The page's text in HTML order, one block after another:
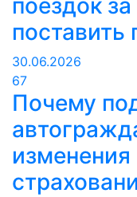
поездок
30.06.2026
67
Почему